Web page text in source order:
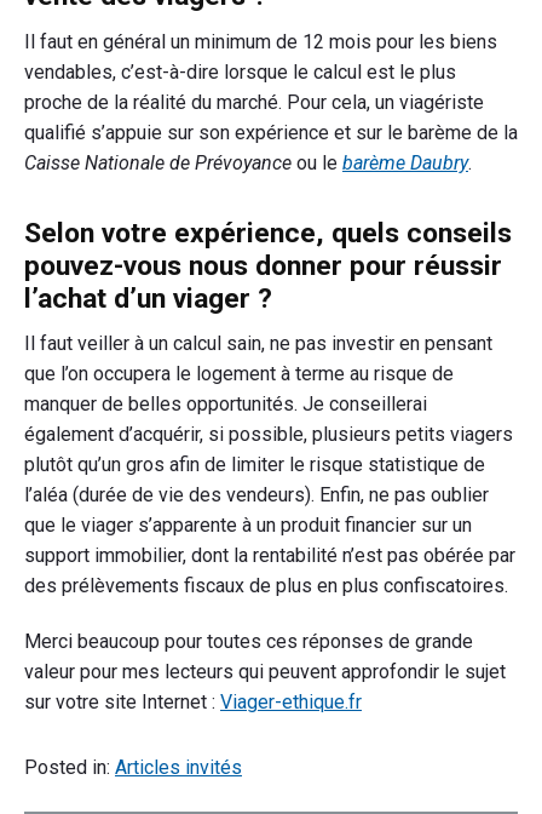
Il faut en général un minimum de 12 mois pour les biens
vendables, c’est-à-dire lorsque le calcul est le plus
proche de la réalité du marché. Pour cela, un viagériste
qualifié s’appuie sur son expérience et sur le barème de la
Caisse Nationale de Prévoyance ou le barème Daubry.
Selon votre expérience, quels conseils
pouvez-vous nous donner pour réussir
l’achat d’un viager ?
Il faut veiller à un calcul sain, ne pas investir en pensant
que l’on occupera le logement à terme au risque de
manquer de belles opportunités. Je conseillerai
également d’acquérir, si possible, plusieurs petits viagers
plutôt qu’un gros afin de limiter le risque statistique de
l’aléa (durée de vie des vendeurs). Enfin, ne pas oublier
que le viager s’apparente à un produit financier sur un
support immobilier, dont la rentabilité n’est pas obérée par
des prélèvements fiscaux de plus en plus confiscatoires.
Merci beaucoup pour toutes ces réponses de grande
valeur pour mes lecteurs qui peuvent approfondir le sujet
sur votre site Internet : Viager-ethique.fr
Posted in: Articles invités